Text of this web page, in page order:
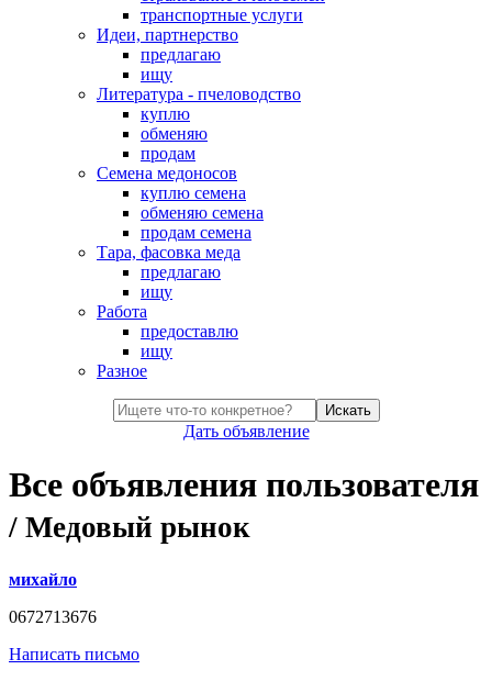
транспортные услуги
Идеи, партнерство
предлагаю
ищу
Литература - пчеловодство
куплю
обменяю
продам
Семена медоносов
куплю семена
обменяю семена
продам семена
Тара, фасовка меда
предлагаю
ищу
Работа
предоставлю
ищу
Разное
Искать
Дать объявление
Все объявления пользователя
/ Медовый рынок
михайло
0672713676
Написать письмо